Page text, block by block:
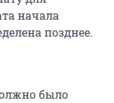
начала
позднее.
было